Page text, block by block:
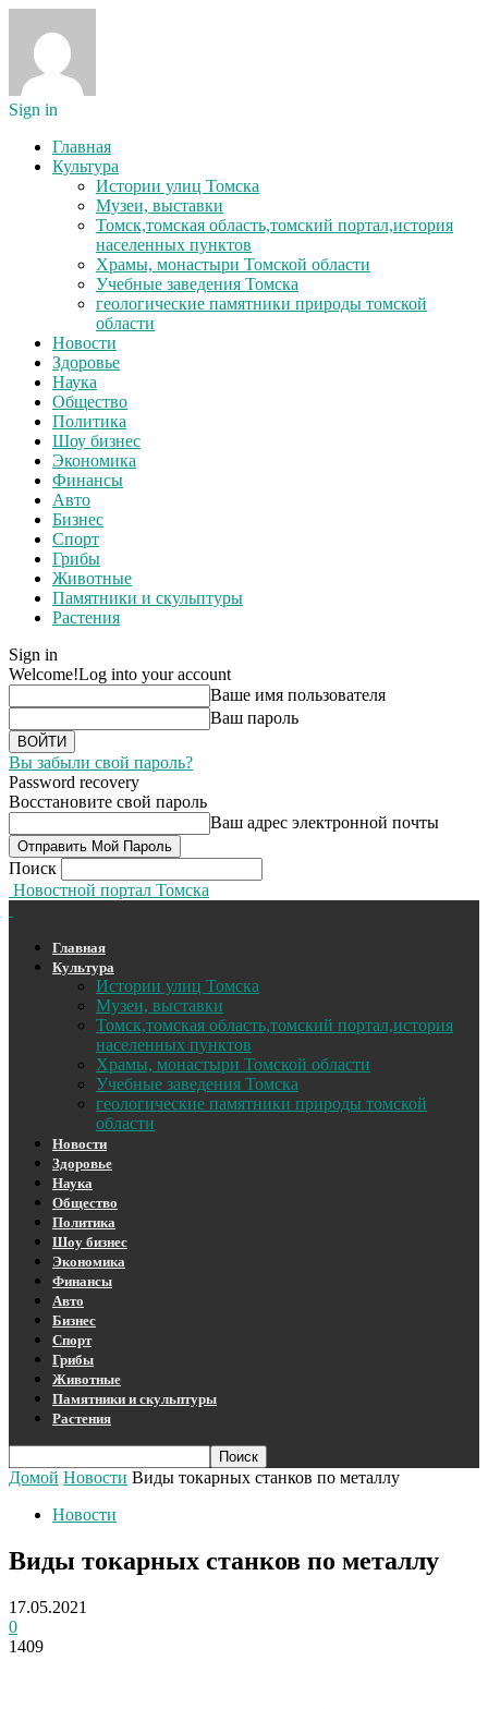
Sign in
Главная
Культура
Истории улиц Томска
Музеи, выставки
Томск,томская область,томский портал,история
населенных пунктов
Храмы, монастыри Томской области
Учебные заведения Томска
геологические памятники природы томской
области
Новости
Здоровье
Наука
Общество
Политика
Шоу бизнес
Экономика
Финансы
Авто
Бизнес
Спорт
Грибы
Животные
Памятники и скульптуры
Растения
Sign in
Welcome!Log into your account
Ваше имя пользователя
Ваш пароль
Вы забыли свой пароль?
Password recovery
Восстановите свой пароль
Ваш адрес электронной почты
Поиск
Новостной портал Томска
Главная
Культура
Истории улиц Томска
Музеи, выставки
Томск,томская область,томский портал,история
населенных пунктов
Храмы, монастыри Томской области
Учебные заведения Томска
геологические памятники природы томской
области
Новости
Здоровье
Наука
Общество
Политика
Шоу бизнес
Экономика
Финансы
Авто
Бизнес
Спорт
Грибы
Животные
Памятники и скульптуры
Растения
Домой Новости Виды токарных станков по металлу
Новости
Виды токарных станков по металлу
17.05.2021
0
1409